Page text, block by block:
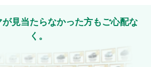
が見当たらなかった方もご心配な
く。